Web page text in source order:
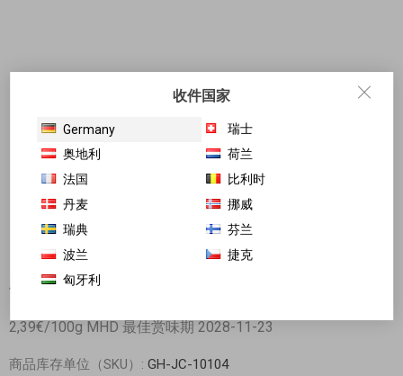
鹰金钱 金奖豆豉鲮鱼罐头 184g
2,39€/100g MHD 最佳赏味期 2028-11-23
商品库存单位（SKU）: GH-JC-10104
收件国家
Germany
瑞士
奥地利
荷兰
法国
比利时
丹麦
挪威
瑞典
芬兰
波兰
捷克
匈牙利